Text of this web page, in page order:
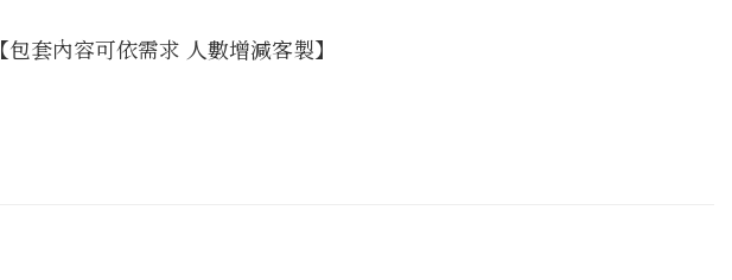
【包套內容可依需求 人數增減客製】